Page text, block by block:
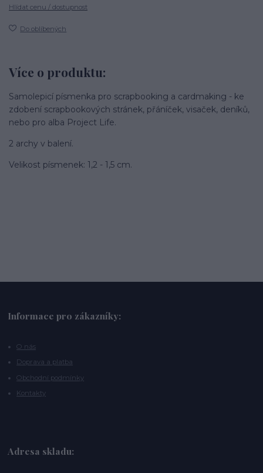
Hlídat cenu / dostupnost
Do oblíbených
Více o produktu:
Samolepicí písmenka pro scrapbooking a cardmaking - ke
zdobení scrapbookových stránek, přáníček, visaček, deníků,
nebo pro alba Project Life.
2 archy v balení.
Velikost písmenek: 1,2 - 1,5 cm.
Informace pro zákazníky:
O nás
Doprava a platba
Obchodní podmínky
Kontakty
Adresa skladu: